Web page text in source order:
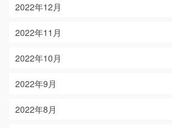
2022年12月
2022年11月
2022年10月
2022年9月
2022年8月